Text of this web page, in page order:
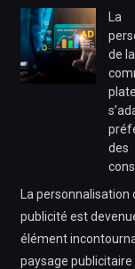
La
de
des
La personnalisation
publicité est
élément
paysage publicitaire